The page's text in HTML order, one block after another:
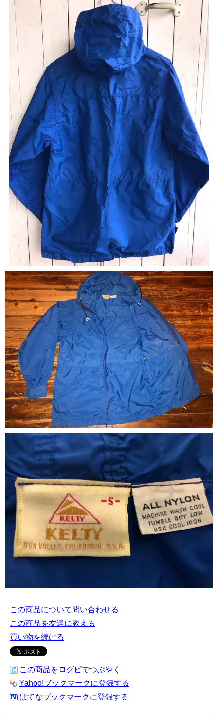
この商品について問い合わせる
この商品を友達に教える
買い物を続ける
この商品をログピでつぶやく
Yahoo!ブックマークに登録する
はてなブックマークに登録する